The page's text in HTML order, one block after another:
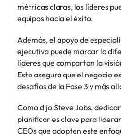
métricas claras, los líderes
equipos hacia el éxito.
Además, el apoyo de
ejecutiva puede marcar la
líderes que compartan la
Esto asegura que el negocio
desafíos de la Fase 3 y más
Como dijo Steve Jobs,
planificar es clave para
CEOs que adopten este